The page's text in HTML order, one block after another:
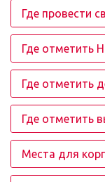
Где провести
Где отметить
Где отметить
Где отметить
Места для